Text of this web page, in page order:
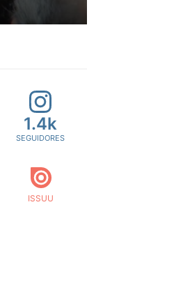
1.4k
SEGUIDORES